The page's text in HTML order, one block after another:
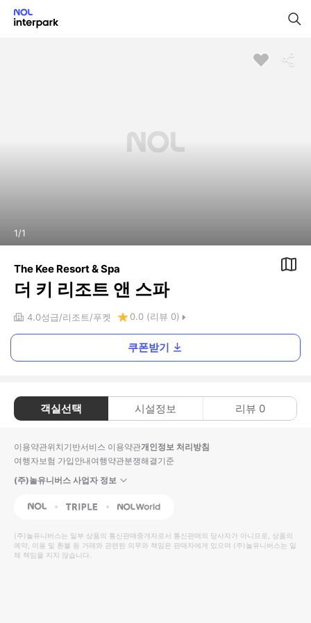
1/1
The Kee Resort & Spa
더 키 리조트 앤 스파
4.0성급 리조트 푸켓 0.0 (리뷰 0)
쿠폰받기
객실선택 시설정보 리뷰 0
이용약관위치기반서비스 이용약관개인정보 처리방침
여행자보험 가입안내여행약관분쟁해결기준
(주)놀유니버스 사업자 정보
NOL Triple Interpark Global
(주)놀유니버스는 일부 상품의 통신판매중개자로서 통신판매의 당사자가 아니므로, 상품의
예약, 이용 및 환불 등 거래와 관련된 의무와 책임은 판매자에게 있으며 (주)놀유니버스는 일
체 책임을 지지 않습니다.